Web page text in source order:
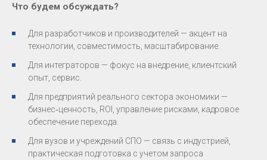
Что будем обсуждать?
Для разработчиков и производителей — акцент на
технологии, совместимость, масштабирование.
Для интеграторов — фокус на внедрение, клиентский
опыт, сервис.
Для предприятий реального сектора экономики —
бизнес‑ценность, ROI, управление рисками, кадровое
обеспечение перехода.
Для вузов и учреждений СПО — связь с индустрией,
практическая подготовка с учетом запроса